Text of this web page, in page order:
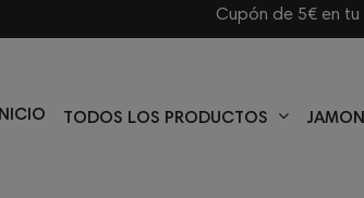
Cupón de 5€ en
TODOS LOS PRODUCTOS